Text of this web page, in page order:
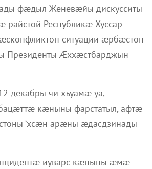
фæдыл Женевæйы дискусситы
Республикæ Хуссар
ситуации æрбæстон
Президенты Æххæстбарджын
декабры чи хъуамæ уа,
кæныны фарстатыл, афтæ
‘хсæн арæны æдасдзинады
иуварс кæныны æмæ